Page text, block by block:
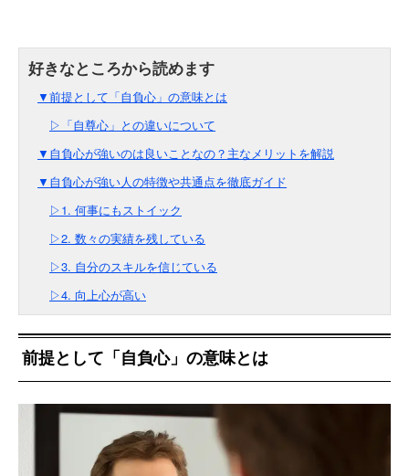
▼前提として「自負心」の意味とは
▷「自尊心」との違いについて
▼自負心が強いのは良いことなの？主なメリットを解説
▼自負心が強い人の特徴や共通点を徹底ガイド
▷1. 何事にもストイック
▷2. 数々の実績を残している
▷3. 自分のスキルを信じている
▷4. 向上心が高い
前提として「自負心」の意味とは